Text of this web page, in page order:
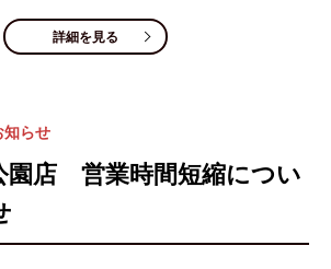
詳細を見る
知らせ
園店 営業時間短縮につい